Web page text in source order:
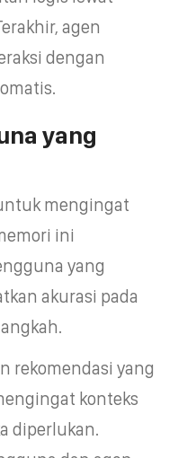
agen
dengan
yang
mengingat
ini
yang
akurasi pada
rekomendasi yang
konteks
diperlukan.